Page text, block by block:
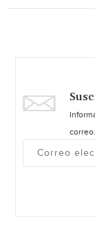
correo.